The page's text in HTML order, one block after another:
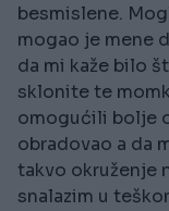
besmislene.
mogao je mene
da mi kaže bilo
sklonite te
omogućili bolje
obradovao a da
takvo okruženje
snalazim u